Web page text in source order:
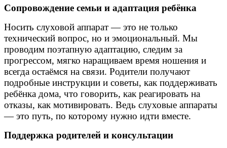
Сопровождение семьи и адаптация ребёнка
Носить слуховой аппарат — это не только
технический вопрос, но и эмоциональный. Мы
проводим поэтапную адаптацию, следим за
прогрессом, мягко наращиваем время ношения и
всегда остаёмся на связи. Родители получают
подробные инструкции и советы, как поддерживать
ребёнка дома, что говорить, как реагировать на
отказы, как мотивировать. Ведь слуховые аппараты
— это путь, по которому нужно идти вместе.
Поддержка родителей и консультации